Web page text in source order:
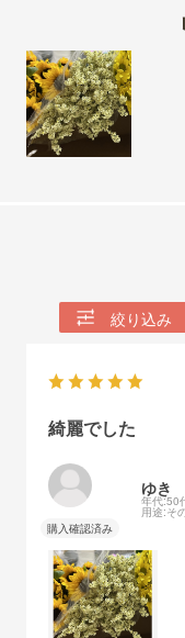
絞り込み
綺麗でした
ゆき
年代:50
用途:そ